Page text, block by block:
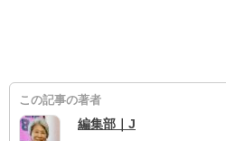
この記事の著者
編集部｜J